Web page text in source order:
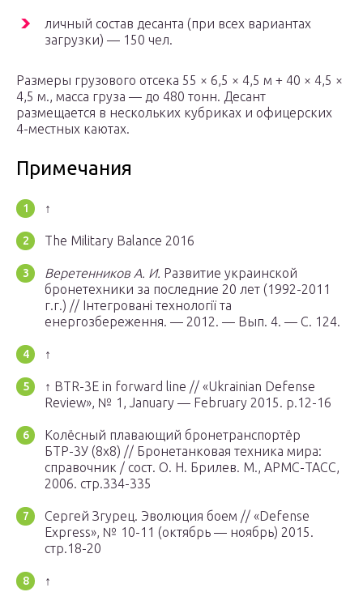
личный состав десанта (при всех вариантах
загрузки) — 150 чел.
Размеры грузового отсека 55 × 6,5 × 4,5 м + 40 × 4,5 ×
4,5 м., масса груза — до 480 тонн. Десант
размещается в нескольких кубриках и офицерских
4-местных каютах.
Примечания
↑
The Military Balance 2016
Веретенников А. И. Развитие украинской
бронетехники за последние 20 лет (1992-2011
г.г.) // Інтегровані технології та
енергозбереження. — 2012. — Вып. 4. — С. 124.
↑
↑ BTR-3E in forward line // «Ukrainian Defense
Review», № 1, January — February 2015. p.12-16
Колёсный плавающий бронетранспортёр
БТР-3У (8х8) // Бронетанковая техника мира:
справочник / сост. О. Н. Брилев. М., АРМС-ТАСС,
2006. стр.334-335
Сергей Згурец. Эволюция боем // «Defense
Express», № 10-11 (октябрь — ноябрь) 2015.
стр.18-20
↑